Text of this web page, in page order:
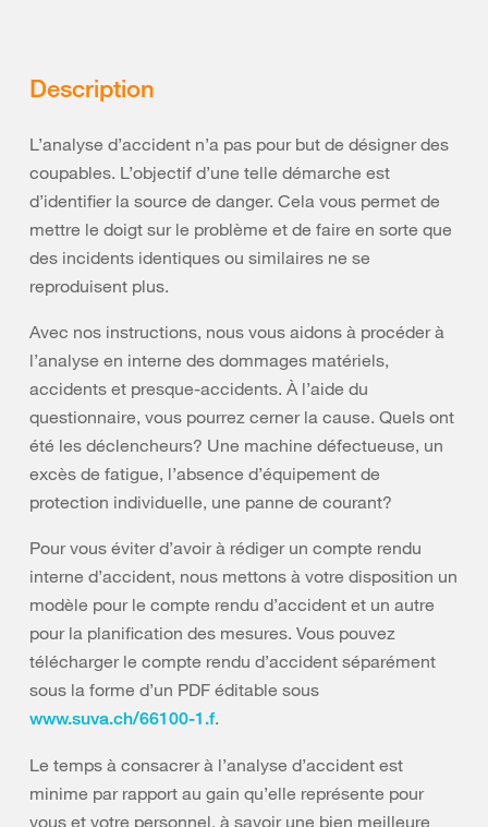
Description
L’analyse d’accident n’a pas pour but de désigner des
coupables. L’objectif d’une telle démarche est
d’identifier la source de danger. Cela vous permet de
mettre le doigt sur le problème et de faire en sorte que
des incidents identiques ou similaires ne se
reproduisent plus.
Avec nos instructions, nous vous aidons à procéder à
l’analyse en interne des dommages matériels,
accidents et presque-accidents. À l’aide du
questionnaire, vous pourrez cerner la cause. Quels ont
été les déclencheurs? Une machine défectueuse, un
excès de fatigue, l’absence d’équipement de
protection individuelle, une panne de courant?
Pour vous éviter d’avoir à rédiger un compte rendu
interne d’accident, nous mettons à votre disposition un
modèle pour le compte rendu d’accident et un autre
pour la planification des mesures. Vous pouvez
télécharger le compte rendu d’accident séparément
sous la forme d’un PDF éditable sous
www.suva.ch/66100-1.f.
Le temps à consacrer à l’analyse d’accident est
minime par rapport au gain qu’elle représente pour
vous et votre personnel, à savoir une bien meilleure